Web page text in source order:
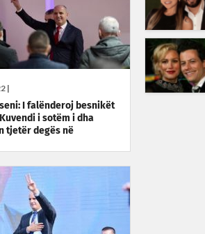
|
I falënderoj besnikët
Kuvendi i sotëm i dha
tjetër degës në